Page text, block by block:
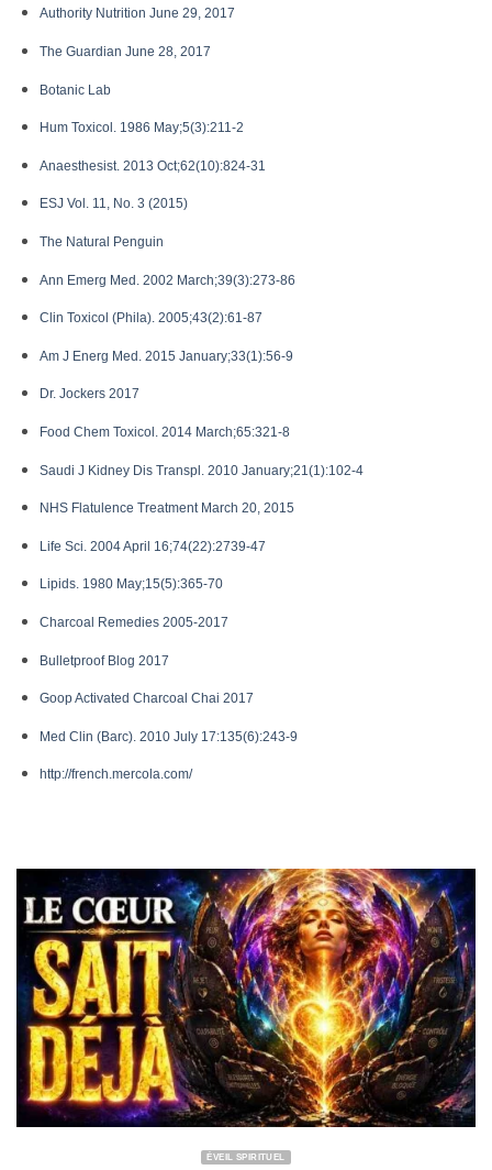
Authority Nutrition June 29, 2017
The Guardian June 28, 2017
Botanic Lab
Hum Toxicol. 1986 May;5(3):211-2
Anaesthesist. 2013 Oct;62(10):824-31
ESJ Vol. 11, No. 3 (2015)
The Natural Penguin
Ann Emerg Med. 2002 March;39(3):273-86
Clin Toxicol (Phila). 2005;43(2):61-87
Am J Energ Med. 2015 January;33(1):56-9
Dr. Jockers 2017
Food Chem Toxicol. 2014 March;65:321-8
Saudi J Kidney Dis Transpl. 2010 January;21(1):102-4
NHS Flatulence Treatment March 20, 2015
Life Sci. 2004 April 16;74(22):2739-47
Lipids. 1980 May;15(5):365-70
Charcoal Remedies 2005-2017
Bulletproof Blog 2017
Goop Activated Charcoal Chai 2017
Med Clin (Barc). 2010 July 17:135(6):243-9
http://french.mercola.com/
ÉVEIL SPIRITUEL